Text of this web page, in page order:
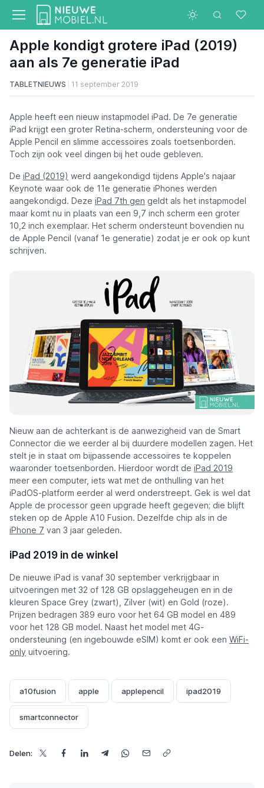
Apple kondigt grotere iPad (2019)
aan als 7e generatie iPad
TABLETNIEUWS 11 september 2019
Apple heeft een nieuw instapmodel iPad. De 7e generatie
iPad krijgt een groter Retina-scherm, ondersteuning voor de
Apple Pencil en slimme accessoires zoals toetsenborden.
Toch zijn ook veel dingen bij het oude gebleven.
De iPad (2019) werd aangekondigd tijdens Apple's najaar
Keynote waar ook de 11e generatie iPhones werden
aangekondigd. Deze iPad 7th gen geldt als het instapmodel
maar komt nu in plaats van een 9,7 inch scherm een groter
10,2 inch exemplaar. Het scherm ondersteunt bovendien nu
de Apple Pencil (vanaf 1e generatie) zodat je er ook op kunt
schrijven.
Nieuw aan de achterkant is de aanwezigheid van de Smart
Connector die we eerder al bij duurdere modellen zagen. Het
stelt je in staat om bijpassende accessoires te koppelen
waaronder toetsenborden. Hierdoor wordt de iPad 2019
meer een computer, iets wat met de onthulling van het
iPadOS-platform eerder al werd onderstreept. Gek is wel dat
Apple de processor geen upgrade heeft gegeven; die blijft
steken op de Apple A10 Fusion. Dezelfde chip als in de
iPhone 7 van 3 jaar geleden.
iPad 2019 in de winkel
De nieuwe iPad is vanaf 30 september verkrijgbaar in
uitvoeringen met 32 of 128 GB opslaggeheugen en in de
kleuren Space Grey (zwart), Zilver (wit) en Gold (roze).
Prijzen bedragen 389 euro voor het 64 GB model en 489
voor het 128 GB model. Naast het model met 4G-
ondersteuning (en ingebouwde eSIM) komt er ook een WiFi-
only uitvoering.
a10fusion apple applepencil ipad2019
smartconnector
Delen: